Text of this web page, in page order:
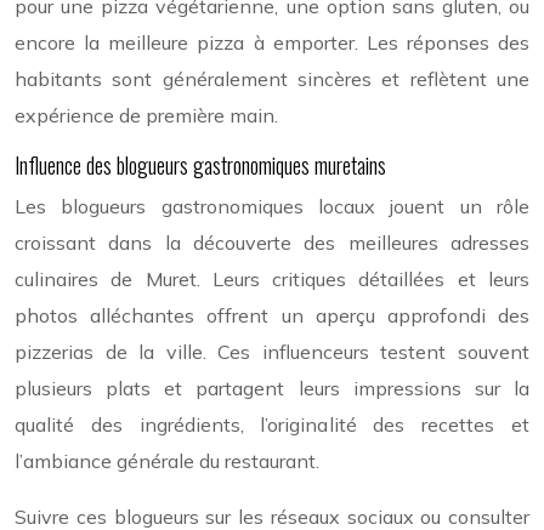
pour une pizza végétarienne, une option sans gluten, ou
encore la meilleure pizza à emporter. Les réponses des
habitants sont généralement sincères et reflètent une
expérience de première main.
Influence des blogueurs gastronomiques muretains
Les blogueurs gastronomiques locaux jouent un rôle
croissant dans la découverte des meilleures adresses
culinaires de Muret. Leurs critiques détaillées et leurs
photos alléchantes offrent un aperçu approfondi des
pizzerias de la ville. Ces influenceurs testent souvent
plusieurs plats et partagent leurs impressions sur la
qualité des ingrédients, l’originalité des recettes et
l’ambiance générale du restaurant.
Suivre ces blogueurs sur les réseaux sociaux ou consulter